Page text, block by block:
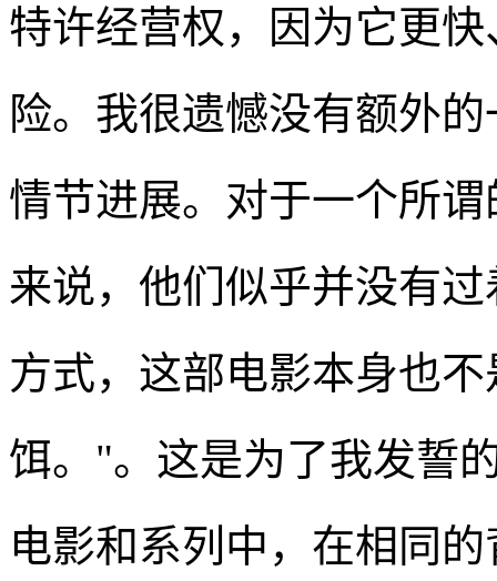
特许经营权，因为它更
险。我很遗憾没有额外
情节进展。对于一个所
来说，他们似乎并没有
方式，这部电影本身也
饵。"。这是为了我发誓
电影和系列中，在相同